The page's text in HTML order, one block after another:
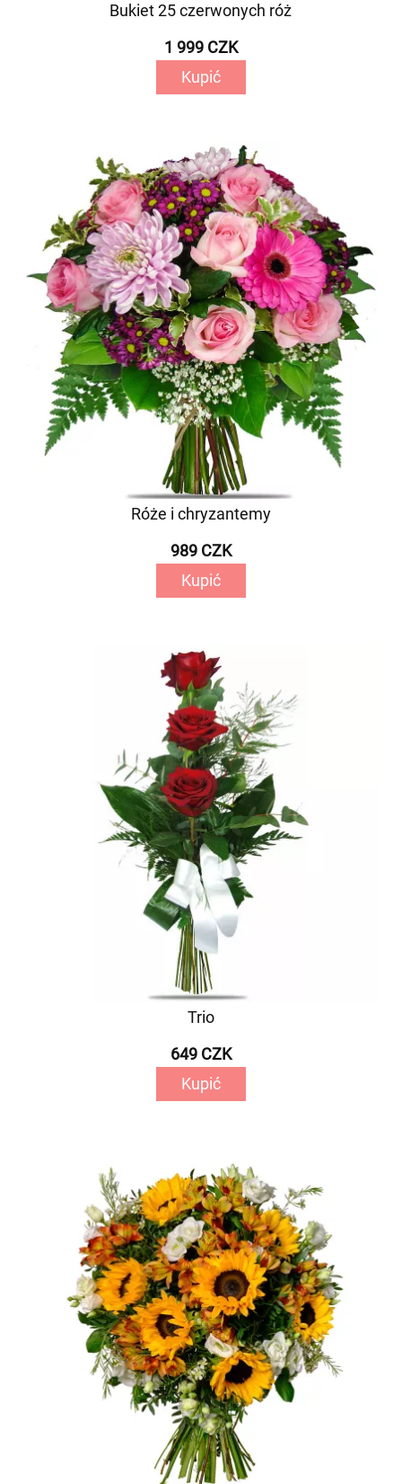
Bukiet 25 czerwonych róż
1 999 CZK
Kupić
Róże i chryzantemy
989 CZK
Kupić
Trio
649 CZK
Kupić